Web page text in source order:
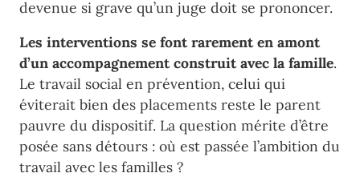
devenue si grave qu’un juge doit se prononcer.
Les interventions se font rarement en amont
d’un accompagnement construit avec la famille.
Le travail social en prévention, celui qui
éviterait bien des placements reste le parent
pauvre du dispositif. La question mérite d’être
posée sans détours : où est passée l’ambition du
travail avec les familles ?